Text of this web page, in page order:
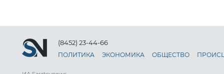
(8452) 23-44-66
ПОЛИТИКА ЭКОНОМИКА ОБЩЕСТВО